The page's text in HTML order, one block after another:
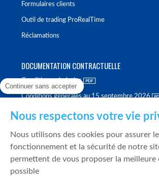
Formulaires clients
Outil de trading ProRealTime
Réclamations
DOCUMENTATION CONTRACTUELLE
Conditions générales
Conditions générales au 15 septembre 2026
Politique de meilleure sélection
Politique de durabilité
Fonds de garantie des dépôts et de résolution
Continuer sans accepter
Nous respectons votre vie
Nous utilisons des cookies pour assurer
fonctionnement et la sécurité de notre
permettent de vous proposer la meilleure
possible